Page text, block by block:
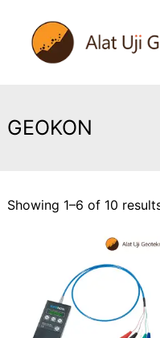
content
DISTRIBUTOR
INSTRUMENT
GEOKON
Showing 1–6 of 10